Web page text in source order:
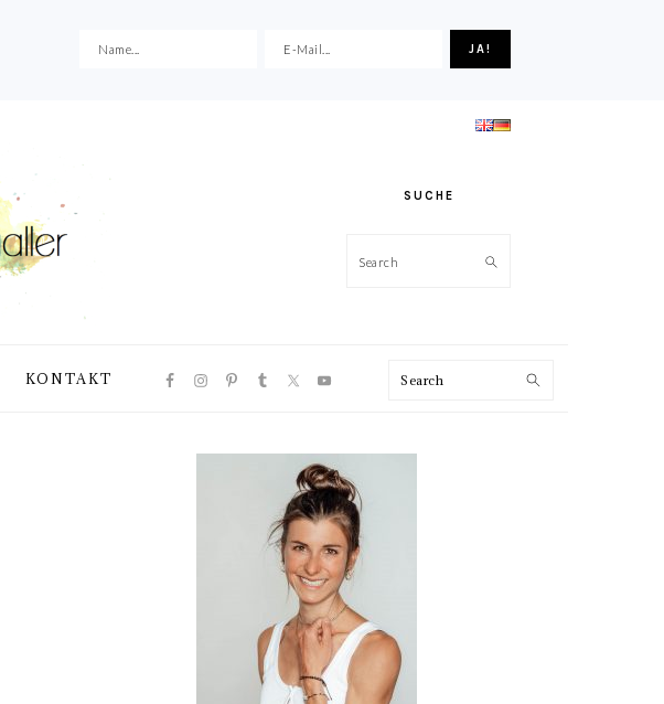
SUCHE
Search
KONTAKT
NAVIGATION
ICONS
Search
SIDEBAR